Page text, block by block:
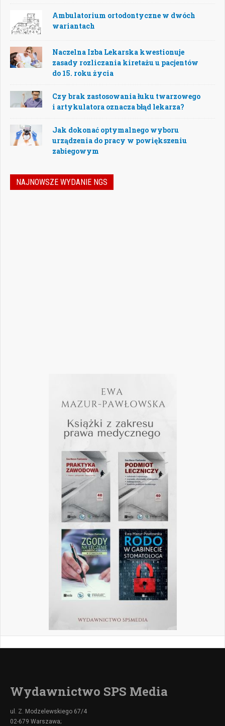
Ambulatorium ortodontyczne w dwóch
wariantach
Naczelna Izba Lekarska kwestionuje
zasady rozliczania kiretażu u pacjentów
do 15. roku życia
Czy brak zastosowania łuku twarzowego
i artykulatora oznacza błąd lekarza?
Jak dokonać optymalnego wyboru
urządzenia do pracy w powiększeniu
zabiegowym
NAJNOWSZE WYDANIE NGS
Wydawnictwo SPS Media
ul. Z. Modzelewskiego 67/4
02-679 Warszawa;